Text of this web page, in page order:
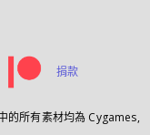
捐款
的所有素材均為 Cygames,